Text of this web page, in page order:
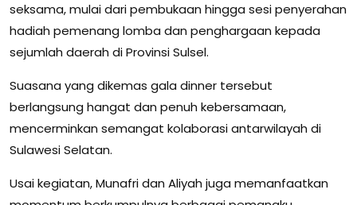
seksama, mulai dari pembukaan hingga sesi penyerahan
hadiah pemenang lomba dan penghargaan kepada
sejumlah daerah di Provinsi Sulsel.
Suasana yang dikemas gala dinner tersebut
berlangsung hangat dan penuh kebersamaan,
mencerminkan semangat kolaborasi antarwilayah di
Sulawesi Selatan.
Usai kegiatan, Munafri dan Aliyah juga memanfaatkan